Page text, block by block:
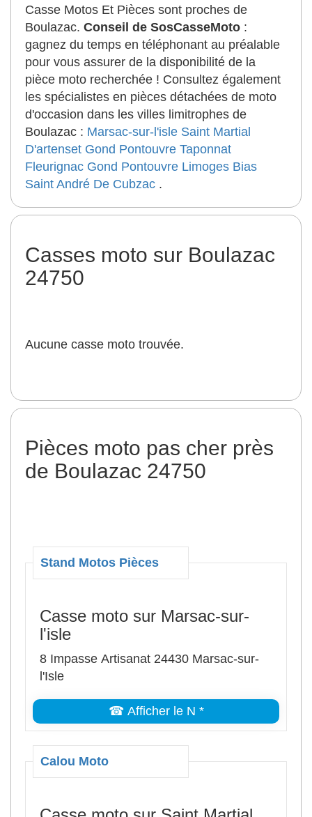
Casse Motos Et Pièces sont proches de
Boulazac. Conseil de SosCasseMoto :
gagnez du temps en téléphonant au préalable
pour vous assurer de la disponibilité de la
pièce moto recherchée ! Consultez également
les spécialistes en pièces détachées de moto
d'occasion dans les villes limitrophes de
Boulazac : Marsac-sur-l'isle Saint Martial
D'artenset Gond Pontouvre Taponnat
Fleurignac Gond Pontouvre Limoges Bias
Saint André De Cubzac .
Casses moto sur Boulazac
24750
Aucune casse moto trouvée.
Pièces moto pas cher près
de Boulazac 24750
Stand Motos Pièces
Casse moto sur Marsac-sur-
l'isle
8 Impasse Artisanat 24430 Marsac-sur-
l'Isle
☎ Afficher le N *
Calou Moto